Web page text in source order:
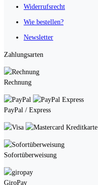
Widerrufsrecht
Wie bestellen?
Newsletter
Zahlungsarten
Rechnung
PayPal / Express
Kreditkarte
Sofortüberweisung
GiroPay